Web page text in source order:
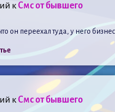
кСмс от бывшего
он переехал туда, у него
кСмс от бывшего